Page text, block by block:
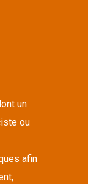
un
ou
afin